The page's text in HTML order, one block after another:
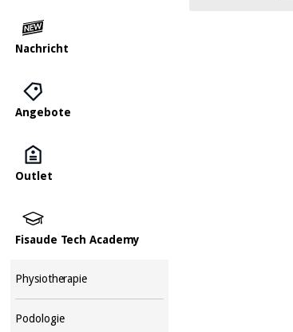
Nachricht
Angebote
Outlet
Fisaude Tech Academy
Physiotherapie
Podologie